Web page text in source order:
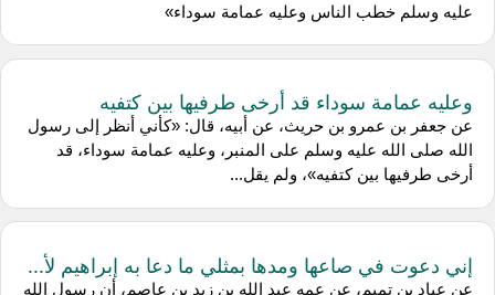
عليه وسلم خطب الناس وعليه عمامة سوداء»
وعليه عمامة سوداء قد أرخى طرفيها بين كتفيه
عن جعفر بن عمرو بن حريث، عن أبيه، قال: «كأني أنظر إلى رسول
الله صلى الله عليه وسلم على المنبر، وعليه عمامة سوداء، قد
أرخى طرفيها بين كتفيه»، ولم يقل...
إني دعوت في صاعها ومدها بمثلي ما دعا به إبراهيم لأ...
عن عباد بن تميم، عن عمه عبد الله بن زيد بن عاصم، أن رسول الله